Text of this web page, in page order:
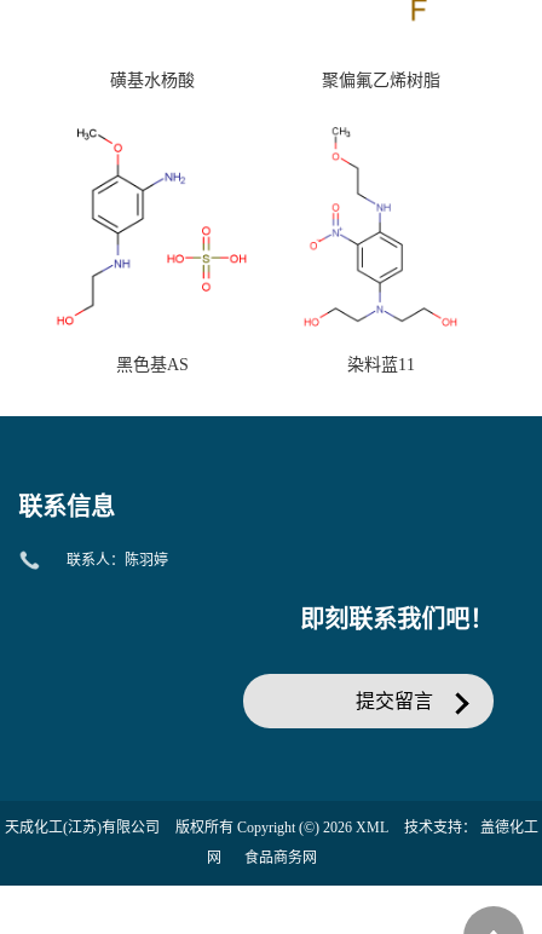
磺基水杨酸 聚偏氟乙烯树脂
黑色基AS 染料蓝11
联系信息
联系人：陈羽婷
即刻联系我们吧！
提交留言
天成化工(江苏)有限公司 版权所有 Copyright (©) 2026 XML 技术支持： 盖德化工
网
食品商务网